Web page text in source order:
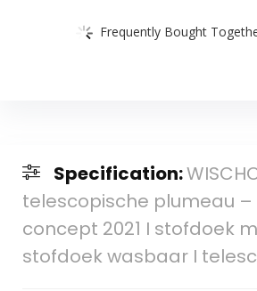
Frequently Bought
Specification:
telescopische plumeau
concept 2021 I stofdoek
stofdoek wasbaar I